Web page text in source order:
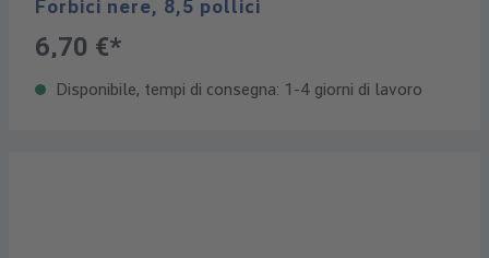
Forbici nere, 8,5 pollici
6,70 €*
Disponibile, tempi di consegna: 1-4 giorni di lavoro